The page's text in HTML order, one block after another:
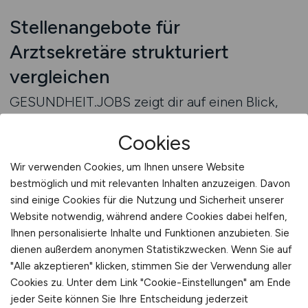
Stellenangebote für
Arztsekretäre strukturiert
vergleichen
GESUNDHEIT.JOBS zeigt dir auf einen Blick,
Schreibsysteme, Berichtsumfang,
Anforderungen an medizinische Nomenklatur.
Du kannst gezielt vergleichen, ob ein Haus
digitale Spracherkennung nutzt, ob du ärztlich
zuarbeitest oder selbstständig dokumentierst
und wie dein Beitrag in die Patientenversorgung
eingebettet ist. Die Bewerbung erfolgt direkt –
ohne Vermittlungsplattform, mit allen
Cookies
Wir verwenden Cookies, um Ihnen unsere Website
bestmöglich und mit relevanten Inhalten anzuzeigen. Davon
sind einige Cookies für die Nutzung und Sicherheit unserer
Website notwendig, während andere Cookies dabei helfen,
Ihnen personalisierte Inhalte und Funktionen anzubieten. Sie
dienen außerdem anonymen Statistikzwecken. Wenn Sie auf
"Alle akzeptieren" klicken, stimmen Sie der Verwendung aller
Cookies zu. Unter dem Link "Cookie-Einstellungen" am Ende
jeder Seite können Sie Ihre Entscheidung jederzeit